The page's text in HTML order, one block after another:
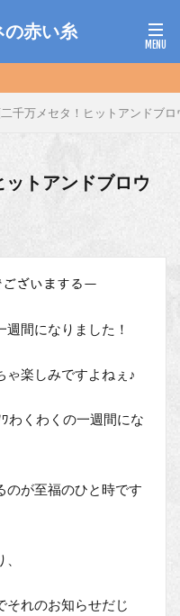
の赤い糸
千万メセタ！ヒットアンドブ
トアンドブロウ
ざいまするー
間になりました！
ゃ楽しみですよねぇ♪
わくわくの一週間にな
のが至福のひと時です
それのお知らせだじ